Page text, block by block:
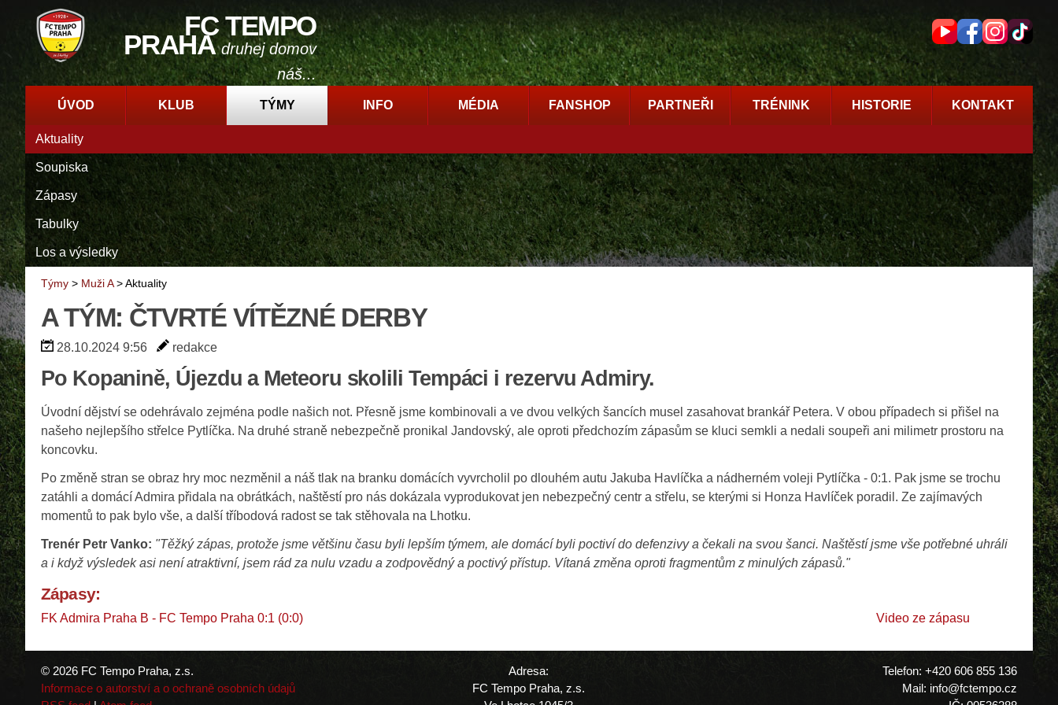
FC TEMPO
PRAHAdruhej domov
náš...
ÚVOD KLUB TÝMY INFO MÉDIA FANSHOP PARTNEŘI TRÉNINK HISTORIE KONTAKT
Aktuality
Soupiska
Zápasy
Tabulky
Los a výsledky
Týmy > Muži A>Aktuality
A TÝM: ČTVRTÉ VÍTĚZNÉ DERBY
28.10.2024 9:56 redakce
Po Kopanině, Újezdu a Meteoru skolili Tempáci i rezervu Admiry.
Úvodní dějství se odehrávalo zejména podle našich not. Přesně jsme kombinovali a ve dvou velkých šancích musel zasahovat brankář Petera. V obou případech si přišel na
našeho nejlepšího střelce Pytlíčka. Na druhé straně nebezpečně pronikal Jandovský, ale oproti předchozím zápasům se kluci semkli a nedali soupeři ani milimetr prostoru na
koncovku.
Po změně stran se obraz hry moc nezměnil a náš tlak na branku domácích vyvrcholil po dlouhém autu Jakuba Havlíčka a nádherném voleji Pytlíčka - 0:1. Pak jsme se trochu
zatáhli a domácí Admira přidala na obrátkách, naštěstí pro nás dokázala vyprodukovat jen nebezpečný centr a střelu, se kterými si Honza Havlíček poradil. Ze zajímavých
momentů to pak bylo vše, a další tříbodová radost se tak stěhovala na Lhotku.
Trenér Petr Vanko: "Těžký zápas, protože jsme většinu času byli lepším týmem, ale domácí byli poctiví do defenzivy a čekali na svou šanci. Naštěstí jsme vše potřebné uhráli
a i když výsledek asi není atraktivní, jsem rád za nulu vzadu a zodpovědný a poctivý přístup. Vítaná změna oproti fragmentům z minulých zápasů."
Zápasy:
FK Admira Praha B - FC Tempo Praha 0:1 (0:0) Video ze zápasu
© 2026 FC Tempo Praha, z.s.
Informace o autorství a o ochraně osobních údajů
Adresa:
FC Tempo Praha, z.s.
Telefon: +420 606 855 136
Mail: info@fctempo.cz